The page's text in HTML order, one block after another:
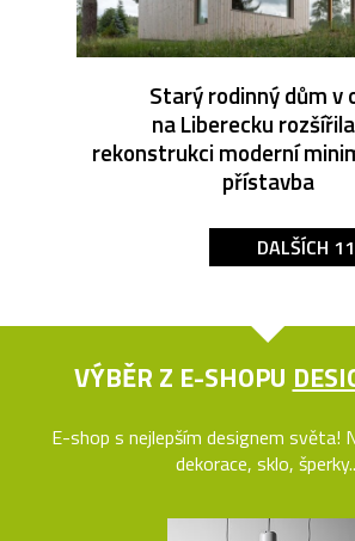
Starý rodinný dům v
na Liberecku
rekonstrukci moderní
přístavba
DALŠÍCH
VÝBĚR Z E-SHOPU
E-shop s nejlepším designem světa!
dekorace, sklo,